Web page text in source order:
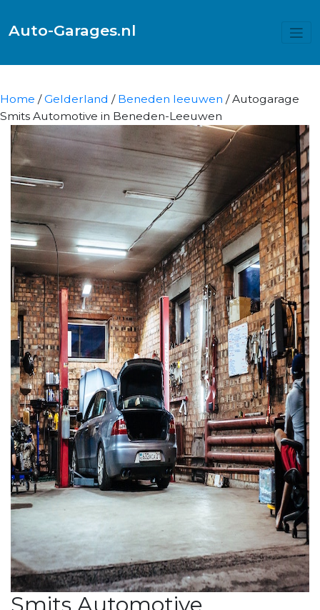
Auto-Garages.nl
Home /Gelderland / Beneden leeuwen / Autogarage
Smits Automotive in Beneden-Leeuwen
Smits Automotive